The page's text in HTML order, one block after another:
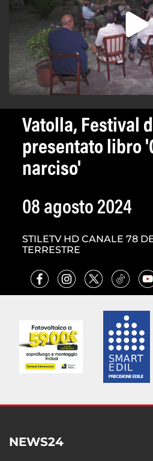
Vatolla, Festival
presentato libro
narciso'
08 agosto 2024
STILETV HD CANALE 78
TERRESTRE
NEWS24